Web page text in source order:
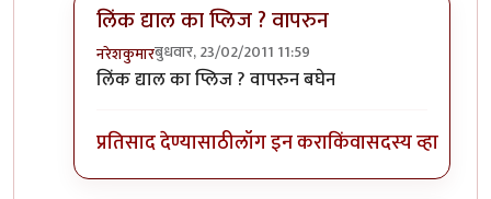
लिंक द्याल का प्लिज ? वापरुन
नरेशकुमारबुधवार, 23/02/2011 11:59
In reply to+१byNile
लिंक द्याल का प्लिज ? वापरुन बघेन
प्रतिसाद देण्यासाठीलॉग इन कराकिंवासदस्य व्हा